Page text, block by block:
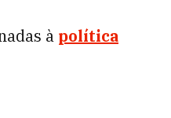
à política